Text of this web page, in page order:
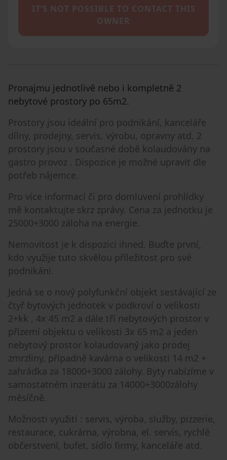
IT’S NOT POSSIBLE TO CONTACT THIS
OWNER
Pronajmu jednotlivě nebo i kompletně 2
nebytové prostory po 65m2.
Prostory jsou ideální pro podnikání, kanceláře
dílny, prodejny, servis, výrobu, opravny atd. 2
prostory jsou v současné době kolaudovány na
gastro provoz . Dispozice je možné upravit dle
potřeb nájemce.
Pro více informací či pro domluvení prohlídky
mě kontaktujte skrz zprávy. Cena za jednotku je
25000+3000 záloha na energie.
Nemovitost je k dispozici ihned. Buďte první,
kdo využije tuto skvělou příležitost pro své
podnikání.
Jedná se o nový polyfunkční objekt sestávající ze
čtyř bytových jednotek v podkroví o velikosti
2+kk , 4x 45 m2 a dále tří nebytových prostor v
přízemí objektu o velikosti 3x 65 m2 a jeden
nebytový prostor kolaudovaný jako prodej
zmrzliny, případně kavárna o velikosti 14 m2 +
zahrádka za 18000+3000 zálohy. Byty nabízíme v
samostatném inzerátu za 14000+3000zálohy
měsíčně.
Možnosti využití : servis, výroba, služby, pizzerie,
restaurace, cukrárna, výrobna, el. servis, rychlé
občerstvení, bufet, sídlo firmy, kanceláře atd.